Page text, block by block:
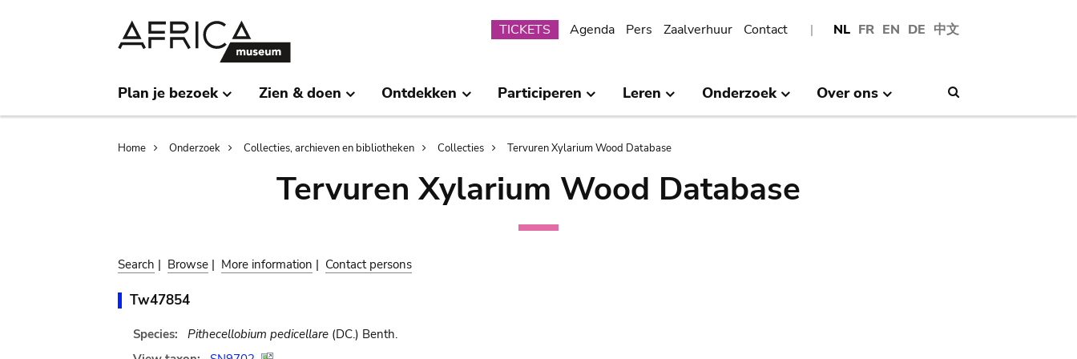
NL FR EN DE 中文
Submenu
TICKETS Agenda Pers Zaalverhuur Contact
Plan je bezoek Zien & doen Ontdekken Participeren Leren Onderzoek Over ons
Breadcrumb
Home Onderzoek Collecties, archieven en bibliotheken Collecties Tervuren Xylarium Wood Database
Tervuren Xylarium Wood Database
Search | Browse | More information | Contact persons
Tw47854
Species: Pithecellobium pedicellare(DC.) Benth.